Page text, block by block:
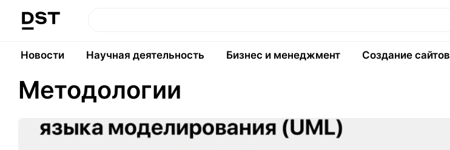
Новости Научная деятельность Бизнес и менеджмент Создание сайтов
Методологии